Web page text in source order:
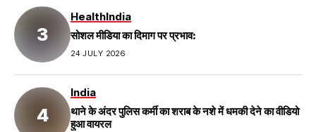
HealthIndia
सोशल मीडिया का दिमाग पर प्रभाव:
24 JULY 2026
India
थाने के अंदर पुलिस कर्मी का शराब के नशे में धमकी देने का वीडियो
हुआ वायरल